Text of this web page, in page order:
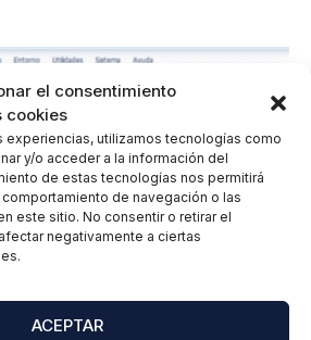
el consentimiento
cookies
experiencias, utilizamos tecnologías como
y/o acceder a la información del
de estas tecnologías nos permitirá
de navegación o las
este sitio. No consentir o retirar el
negativamente a ciertas
ACEPTAR